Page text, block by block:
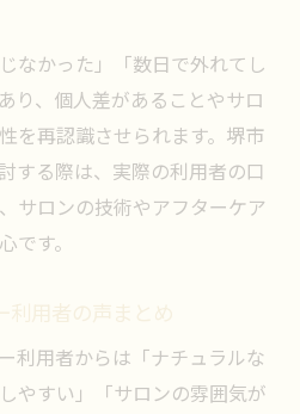
なかった」「数日で外れてし
り、個人差があることやサロ
を再認識させられます。堺市
する際は、実際の利用者の口
サロンの技術やアフターケア
です。
利用者の声まとめ
利用者からは「ナチュラルな
やすい」「サロンの雰囲気が